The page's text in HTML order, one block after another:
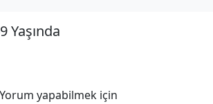
Yaşında
Yorum yapabilmek için